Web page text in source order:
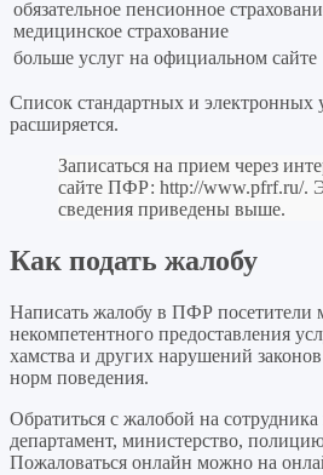
обязательное пенсионное
медицинское страхование
больше услуг на официальном сайте
Список стандартных и электронных
расширяется.
Записаться на прием через
сайте ПФР: http://www.pfrf.ru/.
сведения приведены выше.
Как подать жалобу
Написать жалобу в ПФР посетители
некомпетентного предоставления
хамства и других нарушений
норм поведения.
Обратиться с жалобой на
департамент, министерство,
Пожаловаться онлайн можно на